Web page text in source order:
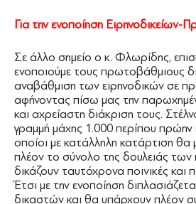
Για την ενοποίηση Ειρηνοδικείων-
Σε άλλο σημείο ο κ. Φλωρίδης,
ενοποιούμε τους πρωτοβάθμιους
αναβάθμιση των ειρηνοδικών σε
αφήνοντας πίσω μας την
και αχρείαστη διάκριση τους.
γραμμή μάχης 1.000 περίπου πρώην
οποίοι με κατάλληλη κατάρτιση
πλέον το σύνολο της δουλειάς
δικάζουν ταυτόχρονα ποινικές και
Έτσι με την ενοποίηση
δικαστών και θα υπάρχουν πλέον